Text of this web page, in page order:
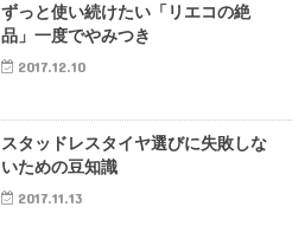
ずっと使い続けたい「リエコの絶
品」一度でやみつき
2017.12.10
スタッドレスタイヤ選びに失敗しな
いための豆知識
2017.11.13